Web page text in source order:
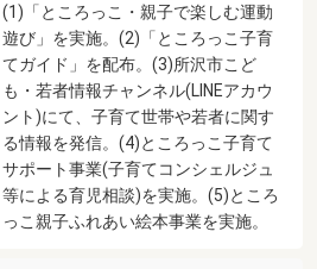
(1)「ところっこ・親子で楽しむ運動
遊び」を実施。(2)「ところっこ子育
てガイド」を配布。(3)所沢市こど
も・若者情報チャンネル(LINEアカウ
ント)にて、子育て世帯や若者に関す
る情報を発信。(4)ところっこ子育て
サポート事業(子育てコンシェルジュ
等による育児相談)を実施。(5)ところ
っこ親子ふれあい絵本事業を実施。